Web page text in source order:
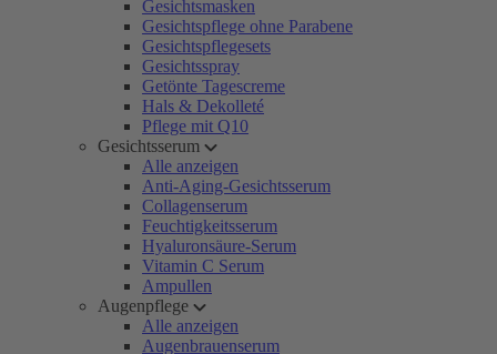
Gesichtsmasken
Gesichtspflege ohne Parabene
Gesichtspflegesets
Gesichtsspray
Getönte Tagescreme
Hals & Dekolleté
Pflege mit Q10
Gesichtsserum
Alle anzeigen
Anti-Aging-Gesichtsserum
Collagenserum
Feuchtigkeitsserum
Hyaluronsäure-Serum
Vitamin C Serum
Ampullen
Augenpflege
Alle anzeigen
Augenbrauenserum